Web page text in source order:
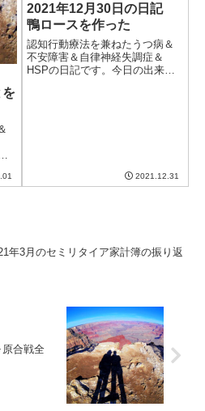
2021年12月30日の日記
鴨ロースを作った
認知行動療法を兼ねたうつ病＆
不安障害＆自律神経失調症＆
HSPの日記です。今日の出来事
2021.12.31
年3月のセミリタイア家計簿の振り返
合戦全